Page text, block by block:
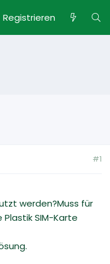
Registrieren
#1
werden?Muss für
Plastik SIM-Karte